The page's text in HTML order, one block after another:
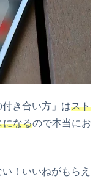
き合い方」はスト
になるので本当にお
！いいねがもらえ